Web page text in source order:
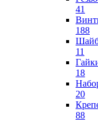
41
188
11
18
20
88